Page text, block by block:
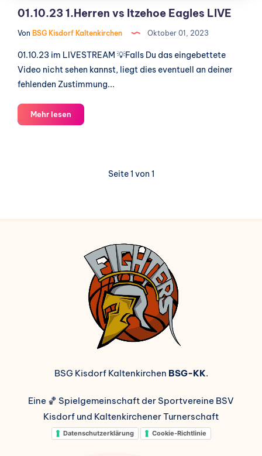
01.10.23 1.Herren vs Itzehoe Eagles LIVE
Von BSG Kisdorf Kaltenkirchen Oktober 01, 2023
01.10.23 im LIVESTREAM 💡Falls Du das eingebettete
Video nicht sehen kannst, liegt dies eventuell an deiner
fehlenden Zustimmung...
Mehr lesen
1.Herren
Seite 1 von 1
BSG Kisdorf Kaltenkirchen BSG-KK.
Eine 🏀 Spielgemeinschaft der Sportvereine BSV
Kisdorf und Kaltenkirchener Turnerschaft
Datenschutzerklärung Cookie-Richtlinie